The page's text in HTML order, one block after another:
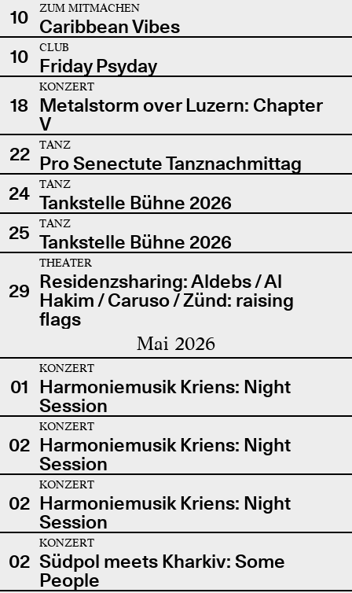
10
ZUM MITMACHEN
Caribbean Vibes
10
CLUB
Friday Psyday
18
KONZERT
Metalstorm over Luzern: Chapter
V
22
TANZ
Pro Senectute Tanznachmittag
24
TANZ
Tankstelle Bühne 2026
25
TANZ
Tankstelle Bühne 2026
29
THEATER
Residenzsharing: Aldebs / Al
Hakim / Caruso / Zünd: raising
flags
Mai 2026
01
KONZERT
Harmoniemusik Kriens: Night
Session
02
KONZERT
Harmoniemusik Kriens: Night
Session
02
KONZERT
Harmoniemusik Kriens: Night
Session
02
KONZERT
Südpol meets Kharkiv: Some
People